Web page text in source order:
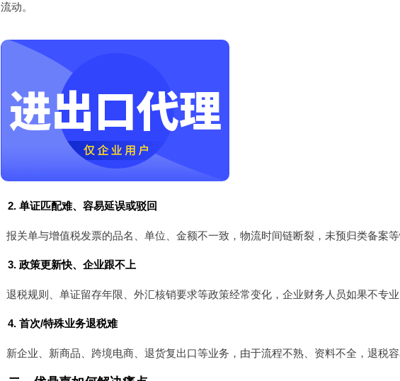
流动。
2. 单证匹配难、容易延误或驳回
报关单与增值税发票的品名、单位、金额不一致，物流时间链断裂，未预归类备案等
3. 政策更新快、企业跟不上
退税规则、单证留存年限、外汇核销要求等政策经常变化，企业财务人员如果不专
4. 首次/特殊业务退税难
新企业、新商品、跨境电商、退货复出口等业务，由于流程不熟、资料不全，退税容